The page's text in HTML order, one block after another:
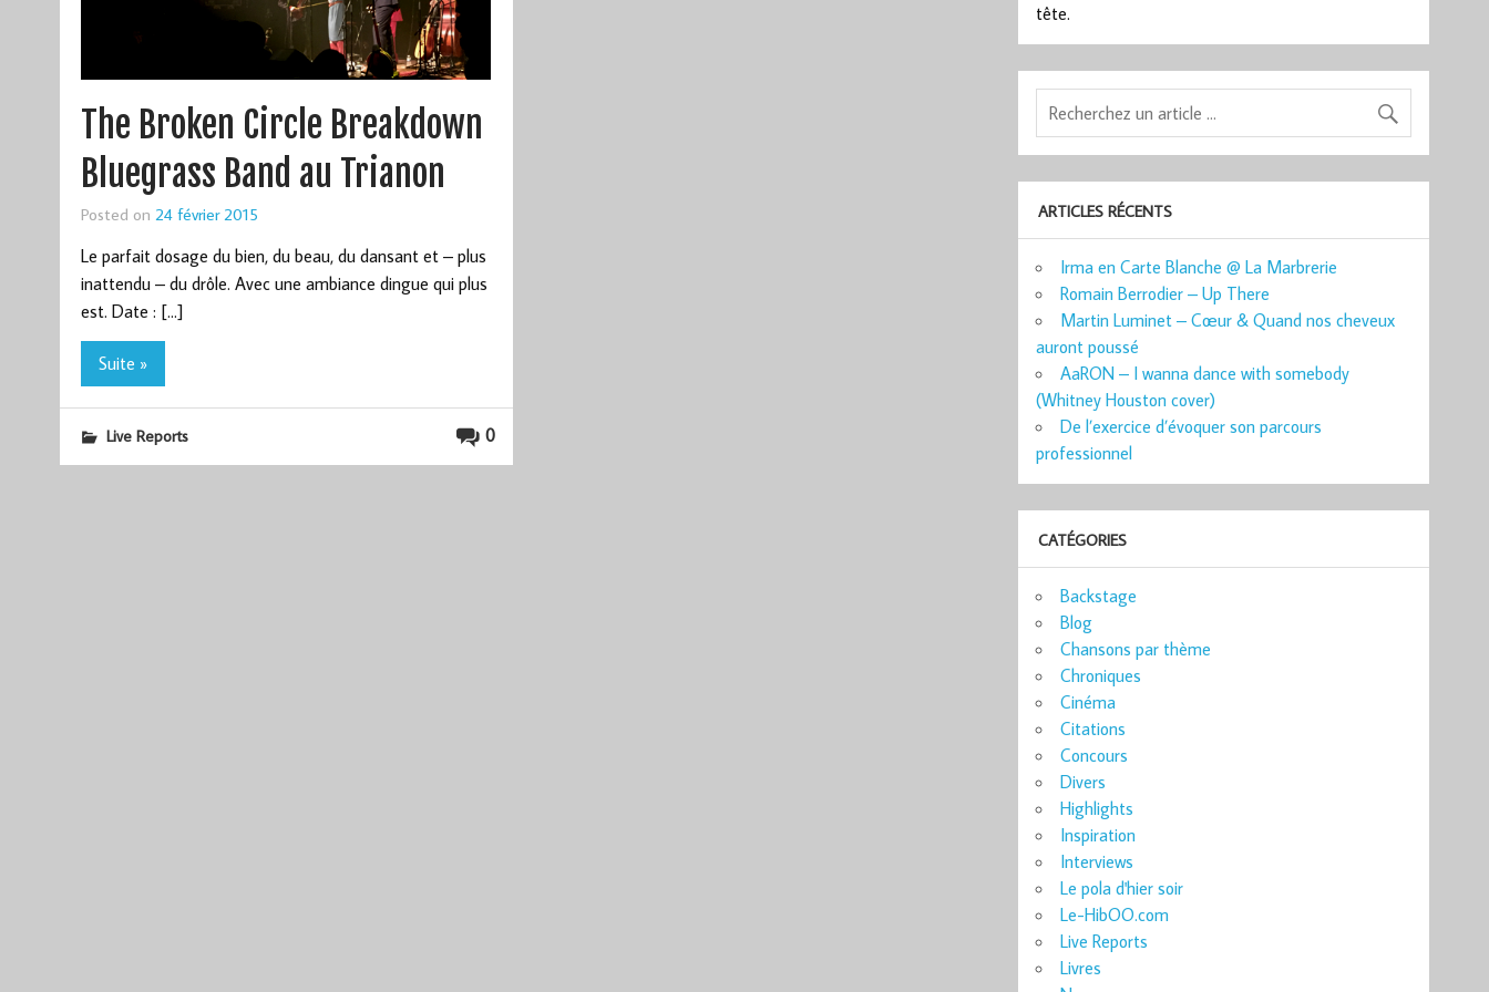
The Broken Circle Breakdown
Bluegrass Band au Trianon
Posted on 24 février 2015
Le parfait dosage du bien, du beau, du dansant et – plus
inattendu – du drôle. Avec une ambiance dingue qui plus
est. Date : […]
Suite »
0
Live Reports
tête.
ARTICLES RÉCENTS
Irma en Carte Blanche @ La Marbrerie
Romain Berrodier – Up There
Martin Luminet – Cœur & Quand nos cheveux
auront poussé
AaRON – I wanna dance with somebody
(Whitney Houston cover)
De l’exercice d’évoquer son parcours
professionnel
CATÉGORIES
Backstage
Blog
Chansons par thème
Chroniques
Cinéma
Citations
Concours
Divers
Highlights
Inspiration
Interviews
Le pola d'hier soir
Le-HibOO.com
Live Reports
Livres